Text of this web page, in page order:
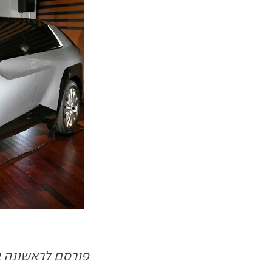
פורסם לראשונה ב-